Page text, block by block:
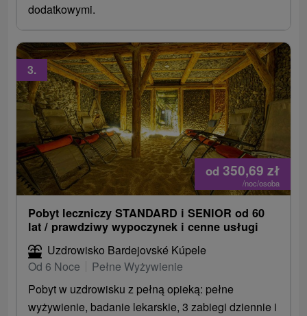
dodatkowymi.
od 350,69 zł
/noc/osoba
3.
Pobyt leczniczy STANDARD i SENIOR od 60
lat / prawdziwy wypoczynek i cenne usługi
Uzdrowisko Bardejovské Kúpele
Od 6 Noce
Pełne Wyżywienie
Pobyt w uzdrowisku z pełną opieką: pełne
wyżywienie, badanie lekarskie, 3 zabiegi dziennie i